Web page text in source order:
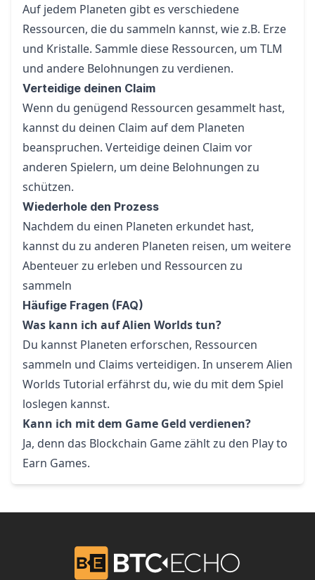
Auf jedem Planeten gibt es verschiedene
Ressourcen, die du sammeln kannst, wie z.B. Erze
und Kristalle. Sammle diese Ressourcen, um TLM
und andere Belohnungen zu verdienen.
Verteidige deinen Claim
Wenn du genügend Ressourcen gesammelt hast,
kannst du deinen Claim auf dem Planeten
beanspruchen. Verteidige deinen Claim vor
anderen Spielern, um deine Belohnungen zu
schützen.
Wiederhole den Prozess
Nachdem du einen Planeten erkundet hast,
kannst du zu anderen Planeten reisen, um weitere
Abenteuer zu erleben und Ressourcen zu
sammeln
Häufige Fragen (FAQ)
Was kann ich auf Alien Worlds tun?
Du kannst Planeten erforschen, Ressourcen
sammeln und Claims verteidigen. In unserem Alien
Worlds Tutorial erfährst du, wie du mit dem Spiel
loslegen kannst.
Kann ich mit dem Game Geld verdienen?
Ja, denn das Blockchain Game zählt zu den Play to
Earn Games.